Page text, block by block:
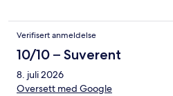
Verifisert anmeldelse
10/10 – Suverent
8. juli 2026
Oversett med Google